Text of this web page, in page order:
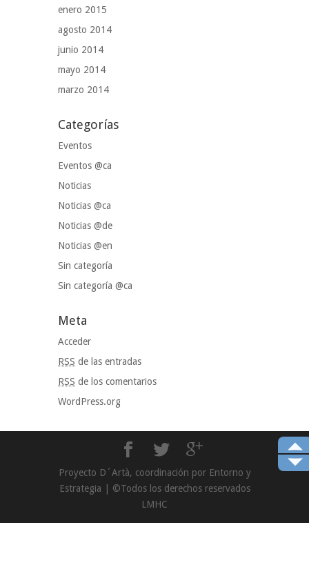
enero 2015
agosto 2014
junio 2014
mayo 2014
marzo 2014
Categorías
Eventos
Eventos @ca
Noticias
Noticias @ca
Noticias @de
Noticias @en
Sin categoría
Sin categoría @ca
Meta
Acceder
RSS de las entradas
RSS de los comentarios
WordPress.org
Proyecto D´Artà, coordinación por Entorno y
Estrategia | ©Todos los derechos reservados
LMHC